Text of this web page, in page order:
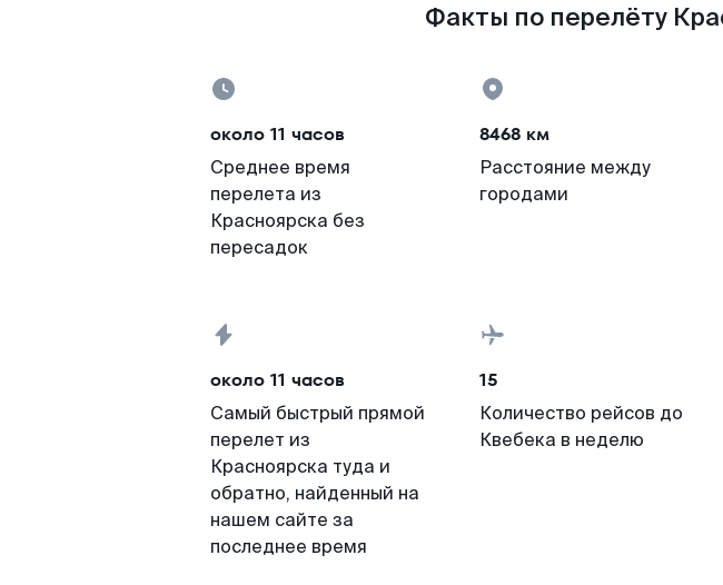
Факты по перелёту
около 11 часов
Среднее время
перелета из
Красноярска без
пересадок
8468 км
Расстояние между
городами
около 11 часов
Самый быстрый прямой
перелет из
Красноярска туда и
обратно, найденный на
нашем сайте за
последнее время
15
Количество рейсов до
Квебека в неделю